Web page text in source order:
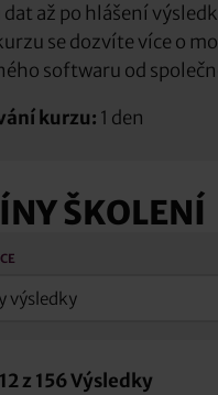
až po hlášení
se dozvíte více o
softwaru od
kurzu: 1 den
ŠKOLENÍ
výsledky
12z 156Výsledky